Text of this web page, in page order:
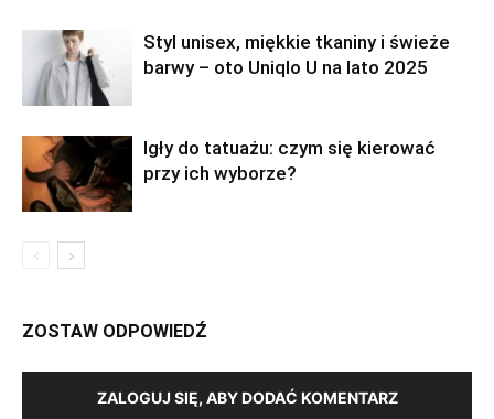
Styl unisex, miękkie tkaniny i świeże
barwy – oto Uniqlo U na lato 2025
Igły do tatuażu: czym się kierować
przy ich wyborze?
ZOSTAW ODPOWIEDŹ
ZALOGUJ SIĘ, ABY DODAĆ KOMENTARZ